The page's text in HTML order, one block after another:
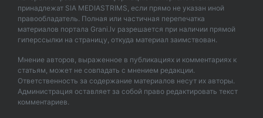
принадлежат SIA MEDIASTRIMS, если прямо не указан иной
правообладатель. Полная или частичная перепечатка
материалов портала Grani.lv разрешается при наличии прямой
гиперссылки на страницу, откуда материал заимствован.
Мнение авторов, выраженное в публикациях и комментариях к
статьям, может не совпадать с мнением редакции.
Ответственность за содержание материалов несут их авторы.
Администрация оставляет за собой право редактировать текст
комментариев.